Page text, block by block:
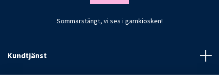
Sommarstängt, vi ses i garnkiosken!
Kundtjänst